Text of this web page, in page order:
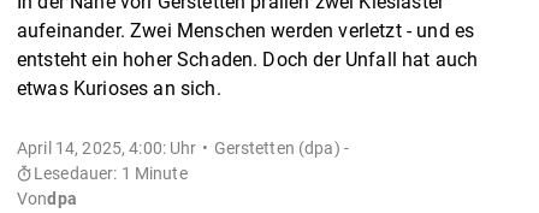
aufeinander. Zwei Menschen werden verletzt - und es
entsteht ein hoher Schaden. Doch der Unfall hat auch
etwas Kurioses an sich.
April 14, 2025, 4:00: Uhr
Gerstetten (dpa) -
Lesedauer: 1 Minute
Vondpa